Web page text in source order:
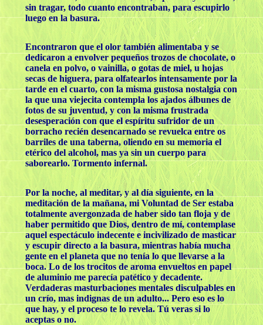
sin tragar, todo cuanto encontraban, para escupirlo
luego en la basura.
Encontraron que el olor también alimentaba y se
dedicaron a envolver pequeños trozos de chocolate, o
canela en polvo, o vainilla, o gotas de miel, u hojas
secas de higuera, para olfatearlos intensamente por la
tarde en el cuarto, con la misma gustosa nostalgia con
la que una viejecita contempla los ajados álbunes de
fotos de su juventud, y con la misma frustrada
desesperación con que el espíritu sufridor de un
borracho recién desencarnado se revuelca entre os
barriles de una taberna, oliendo en su memoria el
etérico del alcohol, mas ya sin un cuerpo para
saborearlo. Tormento infernal.
Por la noche, al meditar, y al día siguiente, en la
meditación de la mañana, mi Voluntad de Ser estaba
totalmente avergonzada de haber sido tan floja y de
haber permitido que Dios, dentro de mí, contemplase
aquel espectáculo indecente e incivilizado de masticar
y escupir directo a la basura, mientras había mucha
gente en el planeta que no tenía lo que llevarse a la
boca. Lo de los trocitos de aroma envueltos en papel
de aluminio me parecía patético y decadente.
Verdaderas masturbaciones mentales disculpables en
un crío, mas indignas de un adulto... Pero eso es lo
que hay, y el proceso te lo revela. Tú veras si lo
aceptas o no.